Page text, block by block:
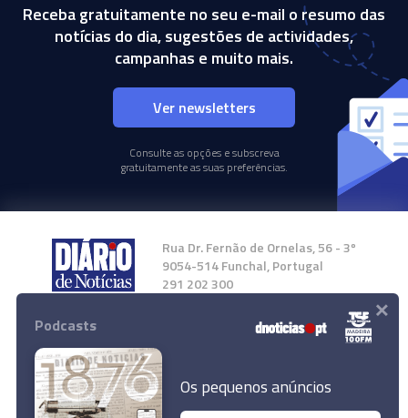
Receba gratuitamente no seu e-mail o resumo das
notícias do dia, sugestões de actividades,
campanhas e muito mais.
Ver newsletters
Consulte as opções e subscreva
gratuitamente as suas preferências.
Rua Dr. Fernão de Ornelas, 56 - 3º
9054-514 Funchal, Portugal
291 202 300
Instale a nossa App
Podcasts
Os pequenos anúncios
×